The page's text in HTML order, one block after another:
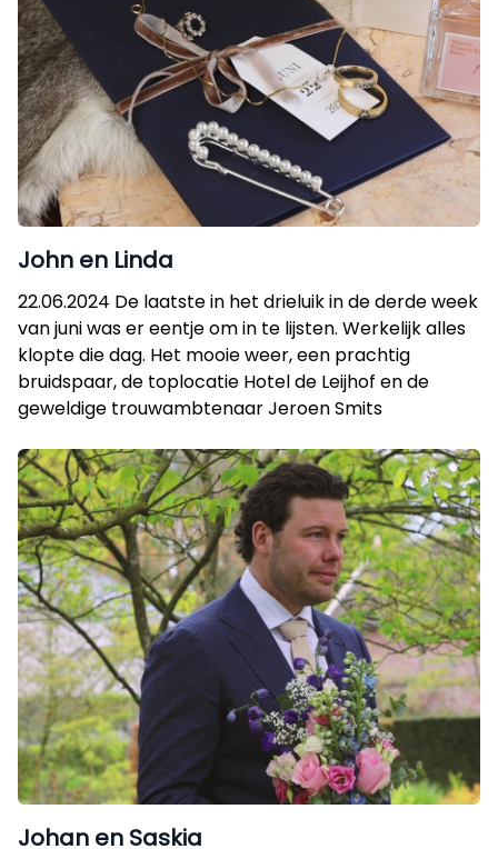
John en Linda
22.06.2024 De laatste in het drieluik in de derde week
van juni was er eentje om in te lijsten. Werkelijk alles
klopte die dag. Het mooie weer, een prachtig
bruidspaar, de toplocatie Hotel de Leijhof en de
geweldige trouwambtenaar Jeroen Smits
Johan en Saskia